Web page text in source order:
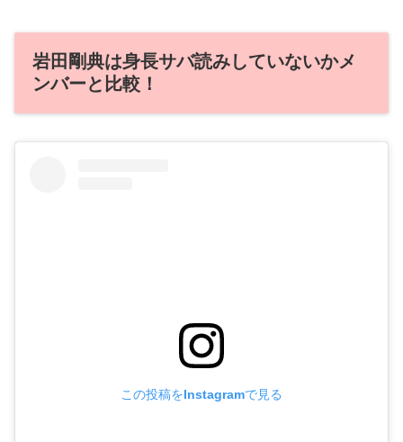
岩田剛典は身長サバ読みしていないかメ
ンバーと比較！
この投稿をInstagramで見る